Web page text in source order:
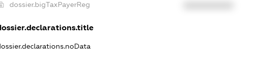
dossier.bigTaxPayerReg